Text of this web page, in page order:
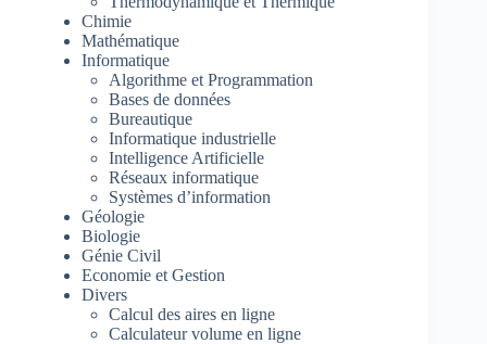
Chimie
Mathématique
Informatique
Algorithme et Programmation
Bases de données
Bureautique
Informatique industrielle
Intelligence Artificielle
Réseaux informatique
Systèmes d’information
Géologie
Biologie
Génie Civil
Economie et Gestion
Divers
Calcul des aires en ligne
Calculateur volume en ligne